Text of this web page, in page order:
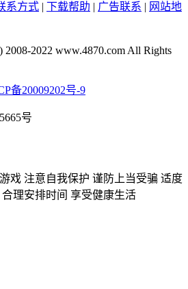
系方式 | 下载帮助 | 广告联系 | 网站地
2008-2022 www.4870.com All Rights
备20009202号-9
号
戏 注意自我保护 谨防上当受骗 适度
理安排时间 享受健康生活